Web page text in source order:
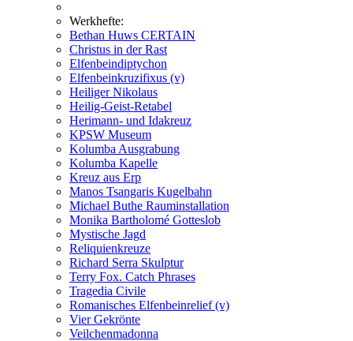
Werkhefte:
Bethan Huws CERTAIN
Christus in der Rast
Elfenbeindiptychon
Elfenbeinkruzifixus (v)
Heiliger Nikolaus
Heilig-Geist-Retabel
Herimann- und Idakreuz
KPSW Museum
Kolumba Ausgrabung
Kolumba Kapelle
Kreuz aus Erp
Manos Tsangaris Kugelbahn
Michael Buthe Rauminstallation
Monika Bartholomé Gotteslob
Mystische Jagd
Reliquienkreuze
Richard Serra Skulptur
Terry Fox. Catch Phrases
Tragedia Civile
Romanisches Elfenbeinrelief (v)
Vier Gekrönte
Veilchenmadonna